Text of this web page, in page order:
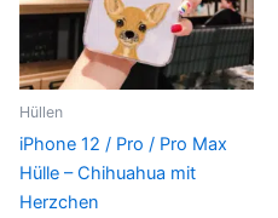
Hüllen
iPhone 12 / Pro / Pro Max
Hülle – Chihuahua mit
Herzchen
auf.